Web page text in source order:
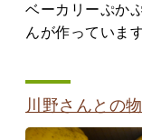
ベーカリーぷか
んが作っています
川野さんとの